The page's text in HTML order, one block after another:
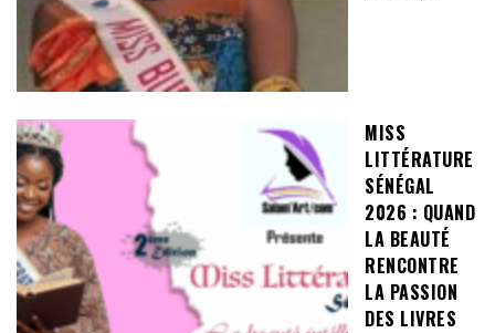
MISS
LITTÉRATURE
SÉNÉGAL
2026 : QUAND
LA BEAUTÉ
RENCONTRE
LA PASSION
DES LIVRES